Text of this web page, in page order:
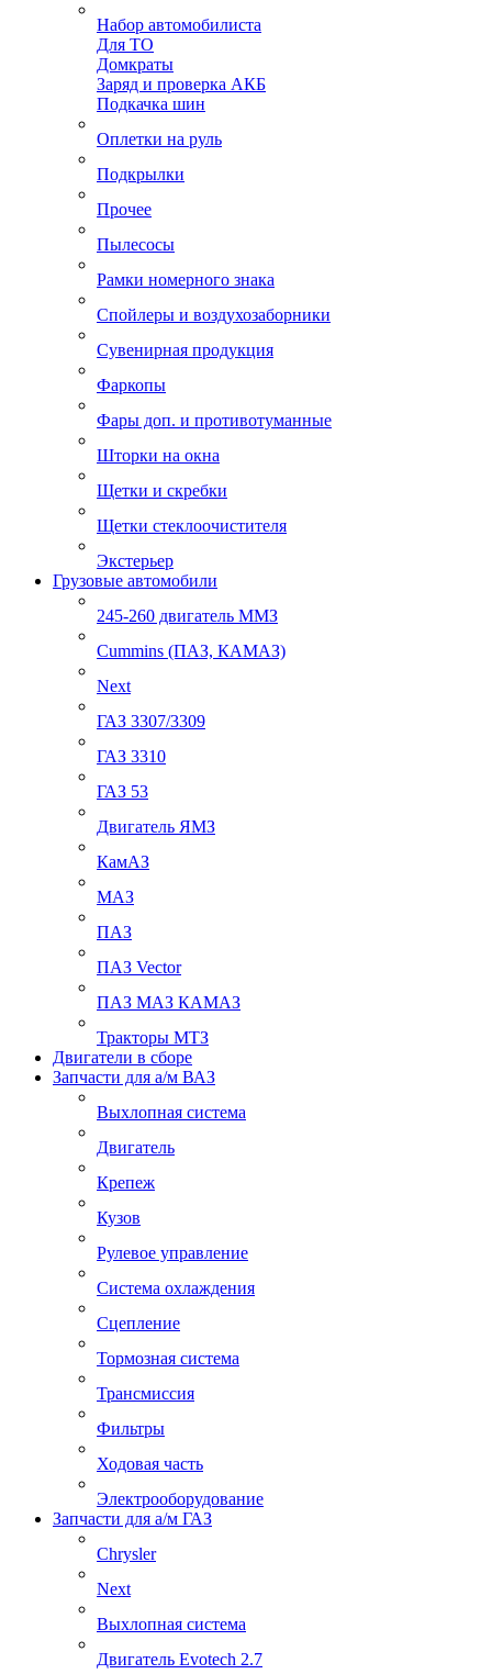
Набор автомобилиста
Для ТО
Домкраты
Заряд и проверка АКБ
Подкачка шин
Оплетки на руль
Подкрылки
Прочее
Пылесосы
Рамки номерного знака
Спойлеры и воздухозаборники
Сувенирная продукция
Фаркопы
Фары доп. и противотуманные
Шторки на окна
Щетки и скребки
Щетки стеклоочистителя
Экстерьер
Грузовые автомобили
245-260 двигатель ММЗ
Cummins (ПАЗ, КАМАЗ)
Next
ГАЗ 3307/3309
ГАЗ 3310
ГАЗ 53
Двигатель ЯМЗ
КамАЗ
МАЗ
ПАЗ
ПАЗ Vector
ПАЗ МАЗ КАМАЗ
Тракторы МТЗ
Двигатели в сборе
Запчасти для а/м ВАЗ
Выхлопная система
Двигатель
Крепеж
Кузов
Рулевое управление
Система охлаждения
Сцепление
Тормозная система
Трансмиссия
Фильтры
Ходовая часть
Электрооборудование
Запчасти для а/м ГАЗ
Chrysler
Next
Выхлопная система
Двигатель Evotech 2.7